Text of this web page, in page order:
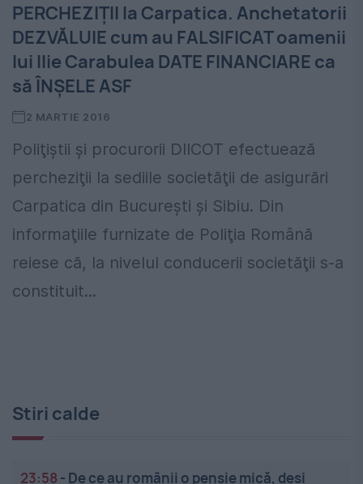
PERCHEZIŢII la Carpatica. Anchetatorii
DEZVĂLUIE cum au FALSIFICAT oamenii
lui Ilie Carabulea DATE FINANCIARE ca
să ÎNŞELE ASF
2 MARTIE 2016
Poliţiştii şi procurorii DIICOT efectuează
percheziţii la sediile societăţii de asigurări
Carpatica din Bucureşti şi Sibiu. Din
informaţiile furnizate de Poliţia Română
reiese că, la nivelul conducerii societăţii s-a
constituit...
Stiri calde
23:58 - De ce au românii o pensie mică, deși